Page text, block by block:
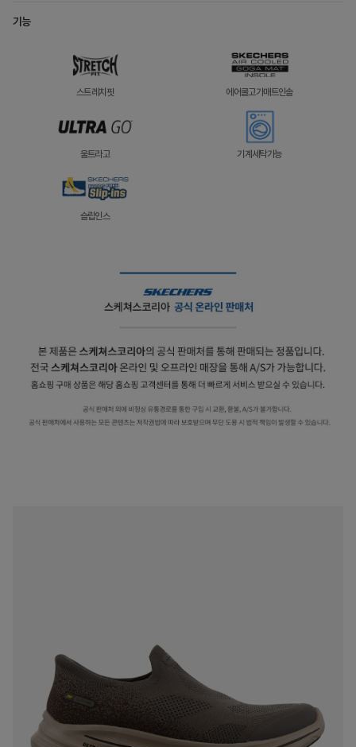
기능
스트레치핏 에어쿨고가매트인솔
울트라고 기계세탁가능
슬립인스